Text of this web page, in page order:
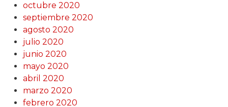
octubre 2020
septiembre 2020
agosto 2020
julio 2020
junio 2020
mayo 2020
abril 2020
marzo 2020
febrero 2020